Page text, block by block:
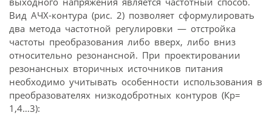
Вид АЧХ-контура (рис. 2) позволяет сформулировать
два метода частотной регулировки — отстройка
частоты преобразования либо вверх, либо вниз
относительно резонансной. При проектировании
резонансных вторичных источников питания
необходимо учитывать особенности использования в
преобразователях низкодобротных контуров (Кр=
1,4…3):